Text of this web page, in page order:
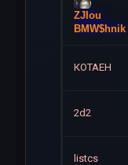
ZJIou
BMW$hnik
КОТАЕН
2d2
listcs